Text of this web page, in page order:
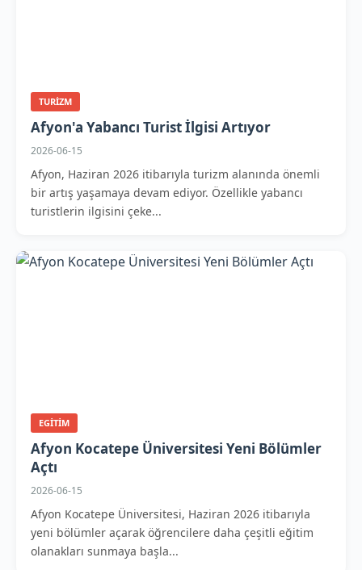
TURIZM
Afyon'a Yabancı Turist İlgisi Artıyor
2026-06-15
Afyon, Haziran 2026 itibarıyla turizm alanında önemli
bir artış yaşamaya devam ediyor. Özellikle yabancı
turistlerin ilgisini çeke...
EGITIM
Afyon Kocatepe Üniversitesi Yeni Bölümler
Açtı
2026-06-15
Afyon Kocatepe Üniversitesi, Haziran 2026 itibarıyla
yeni bölümler açarak öğrencilere daha çeşitli eğitim
olanakları sunmaya başla...